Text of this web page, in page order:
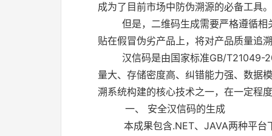
成为了目前市场中防伪溯源的必备工具。
但是，二维码生成需要严格遵循
贴在假冒伪劣产品上，将对产品质量追
汉信码是由国家标准GB/T21049-
量大、存储密度高、纠错能力强、数据
溯系统构建的核心技术之一，在一定程
一、 安全汉信码的生成
本成果包含.NET、 JAVA两种平台